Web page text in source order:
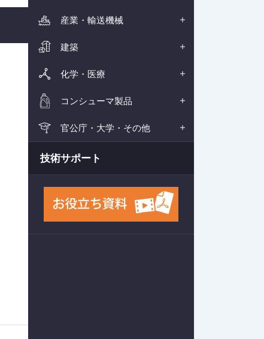
産業・輸送機械
建築
化学・医療
コンシューマ製品
官公庁・大学・その他
技術サポート